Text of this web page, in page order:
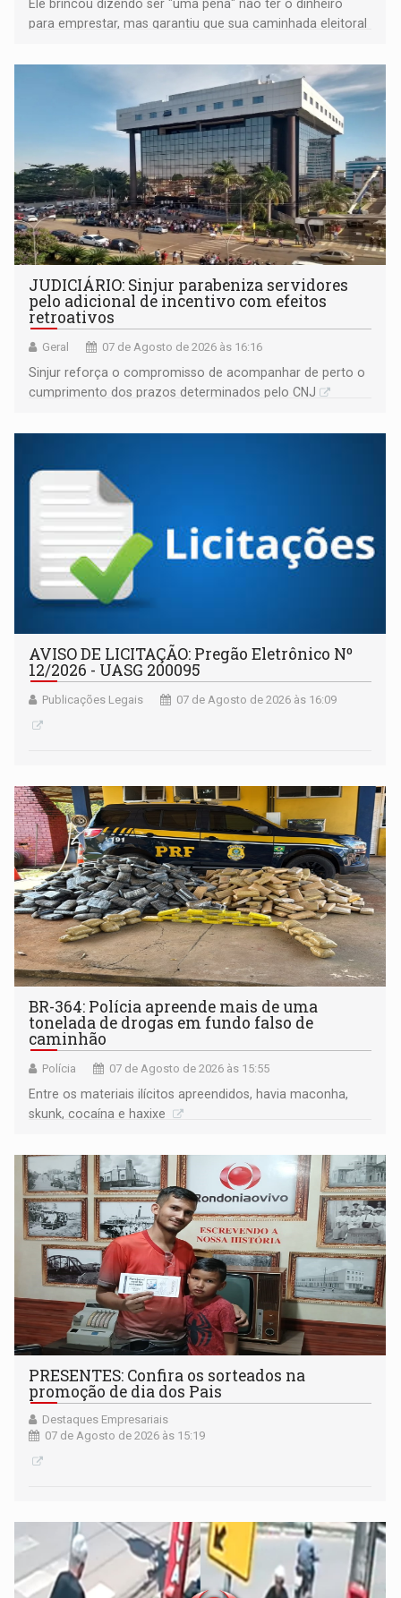
Ele brincou dizendo ser "uma pena" não ter o dinheiro
para emprestar, mas garantiu que sua caminhada eleitoral
JUDICIÁRIO: Sinjur parabeniza servidores
pelo adicional de incentivo com efeitos
retroativos
Geral 07 de Agosto de 2026 às 16:16
Sinjur reforça o compromisso de acompanhar de perto o
cumprimento dos prazos determinados pelo CNJ
AVISO DE LICITAÇÃO: Pregão Eletrônico Nº
12/2026 - UASG 200095
Publicações Legais 07 de Agosto de 2026 às 16:09
BR-364: Polícia apreende mais de uma
tonelada de drogas em fundo falso de
caminhão
Polícia 07 de Agosto de 2026 às 15:55
Entre os materiais ilícitos apreendidos, havia maconha,
skunk, cocaína e haxixe
PRESENTES: Confira os sorteados na
promoção de dia dos Pais
Destaques Empresariais
07 de Agosto de 2026 às 15:19